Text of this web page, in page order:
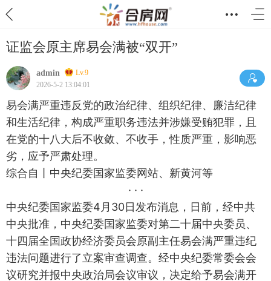
证监会原主席易会满被“双开”
admin
Lv.9
2026-5-2 13:04:01
易会满严重违反党的政治纪律、组织纪律、廉洁纪律
和生活纪律，构成严重职务违法并涉嫌受贿犯罪，且
在党的十八大后不收敛、不收手，性质严重，影响恶
劣，应予严肃处理。
综合自丨中央纪委国家监委网站、新黄河等
· · ·
中央纪委国家监委4月30日发布消息，日前，经中共
中央批准，中央纪委国家监委对第二十届中央委员、
十四届全国政协经济委员会原副主任易会满严重违纪
违法问题进行了立案审查调查。经中央纪委常委会会
议研究并报中央政治局会议审议，决定给予易会满开